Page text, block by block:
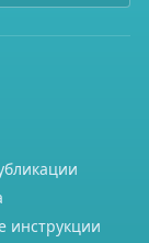
инструкции